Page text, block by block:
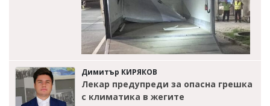
Димитър КИРЯКОВ
Лекар предупреди за опасна грешка
с климатика в жегите